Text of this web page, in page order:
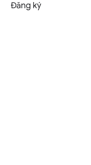
Đăng ký